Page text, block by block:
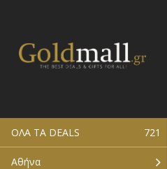
ΟΛΑ ΤΑ DEALS 721
Αθήνα